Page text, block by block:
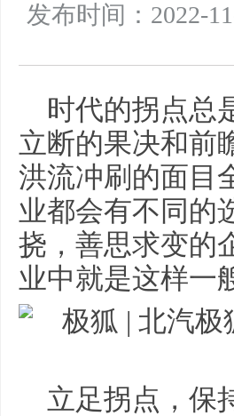
发布时间：
时代的拐点总
立断的果决和前
洪流冲刷的面目
业都会有不同的
挠，善思求变的
业中就是这样一
立足拐点，保